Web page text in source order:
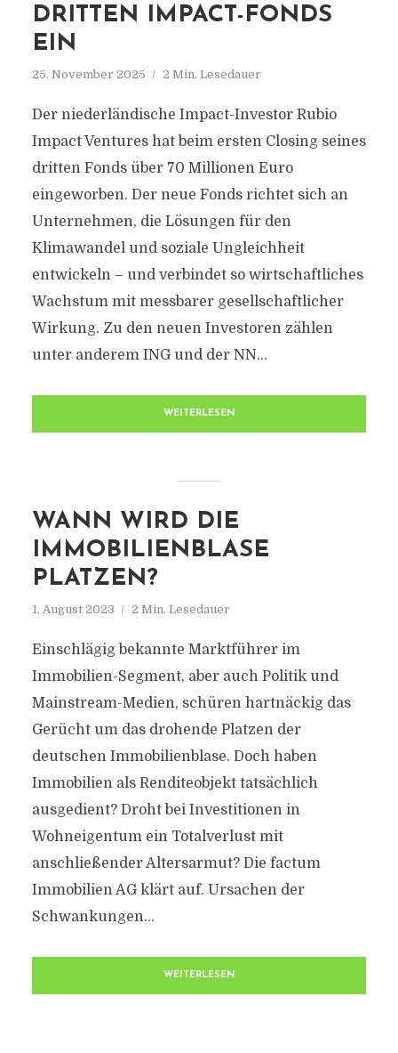
DRITTEN IMPACT-FONDS
EIN
25. November 2025 2 Min. Lesedauer
Der niederländische Impact-Investor Rubio
Impact Ventures hat beim ersten Closing seines
dritten Fonds über 70 Millionen Euro
eingeworben. Der neue Fonds richtet sich an
Unternehmen, die Lösungen für den
Klimawandel und soziale Ungleichheit
entwickeln – und verbindet so wirtschaftliches
Wachstum mit messbarer gesellschaftlicher
Wirkung. Zu den neuen Investoren zählen
unter anderem ING und der NN...
WEITERLESEN
WANN WIRD DIE
IMMOBILIENBLASE
PLATZEN?
1. August 2023 2 Min. Lesedauer
Einschlägig bekannte Marktführer im
Immobilien-Segment, aber auch Politik und
Mainstream-Medien, schüren hartnäckig das
Gerücht um das drohende Platzen der
deutschen Immobilienblase. Doch haben
Immobilien als Renditeobjekt tatsächlich
ausgedient? Droht bei Investitionen in
Wohneigentum ein Totalverlust mit
anschließender Altersarmut? Die factum
Immobilien AG klärt auf. Ursachen der
Schwankungen...
WEITERLESEN